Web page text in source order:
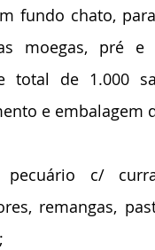
fundo chato,
moegas, pré e
total de 1.000
e embalagem
pecuário c/
remangas,